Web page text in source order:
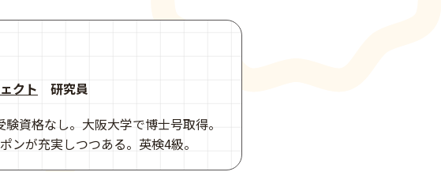
クト 研究員
資格なし。大阪大学で博士号取得。
が充実しつつある。英検4級。